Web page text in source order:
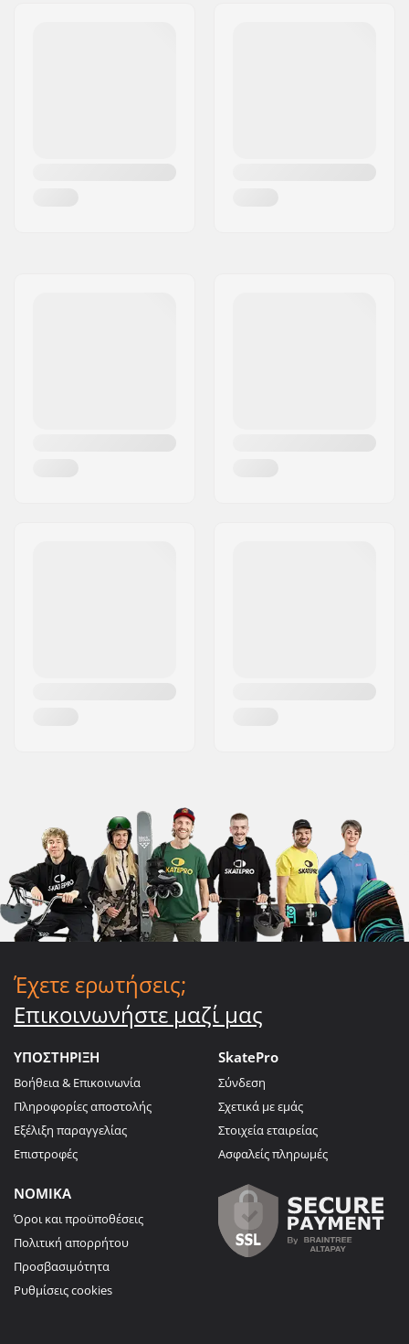
Έχετε ερωτήσεις;
Επικοινωνήστε μαζί μας
ΥΠΟΣΤΗΡΙΞΗ
Βοήθεια & Επικοινωνία
Πληροφορίες αποστολής
Εξέλιξη παραγγελίας
Επιστροφές
SkatePro
Σύνδεση
Σχετικά με εμάς
Στοιχεία εταιρείας
Ασφαλείς πληρωμές
ΝΟΜΙΚΑ
Όροι και προϋποθέσεις
Πολιτική απορρήτου
Προσβασιμότητα
Ρυθμίσεις cookies